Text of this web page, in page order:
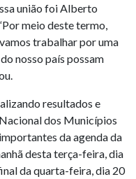
união foi Alberto
meio deste termo,
trabalhar por uma
nosso país possam
resultados e
dos Municípios
da agenda da
desta terça-feira, dia
da quarta-feira, dia 20